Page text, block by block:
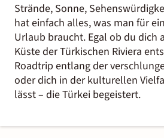
Strände, Sonne,
hat einfach alles, was man für
Urlaub braucht. Egal ob du dich
Küste der Türkischen Riviera
Roadtrip entlang der
oder dich in der kulturellen
lässt – die Türkei begeistert.